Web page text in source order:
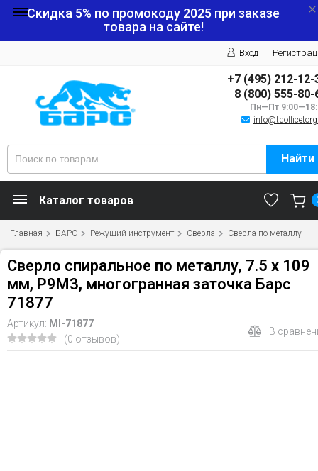
Скидка 5% по промокоду 2025 при заказе
товара на сайте!
Вход
+7 (495) 212-12-
8 (800) 555-80-
Пн—Пт
Найти
Каталог товаров
Главная БАРС Режущий инструмент Сверла Сверла по металлу
Сверло спиральное по металлу, 7.5 x 109
мм, Р9М3, многогранная заточка Барс
71877
Артикул: MI-71877
(0 отзывов)
В